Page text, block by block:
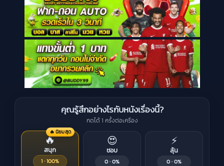
คุณรู้สึกอย่างไรกับหนังเรื่องนี้?
กดได้ 1 ครั้งต่อเครื่อง
🔥 นิยมสุด
🔥
สนุก
1 · 100%
😍
ชอบ
0 · 0%
⚡
ลุ้น
0 · 0%